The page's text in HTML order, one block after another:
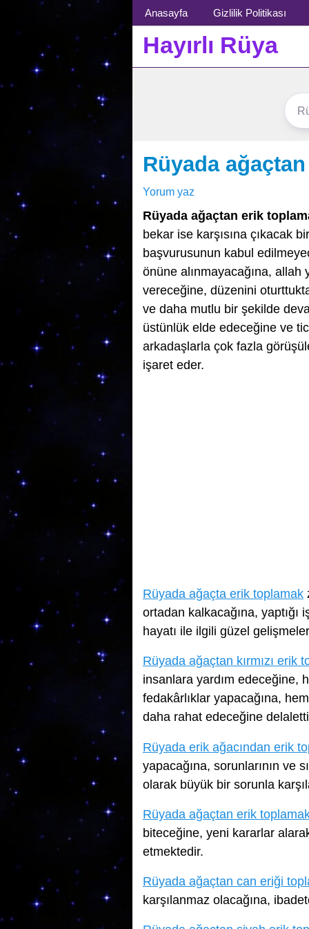
Menü
Anasayfa Gizlilik Politikası
Hayırlı Rüya
Rüyada
Yorum yaz
Rüyada ağaçtan erik
bekar ise karşısına çıkacak
başvurusunun kabul
önüne alınmayacağına, allah
vereceğine, düzenini
ve daha mutlu bir şekilde
üstünlük elde edeceğine ve
arkadaşlarla çok fazla
işaret eder.
Rüyada ağaçta erik toplamak
ortadan kalkacağına,
hayatı ile ilgili güzel
Rüyada ağaçtan kırmızı erik
insanlara yardım edeceğine,
fedakârlıklar yapacağına,
daha rahat edeceğine
Rüyada erik ağacından erik
yapacağına, sorunlarının ve
olarak büyük bir sorunla
Rüyada ağaçtan erik
biteceğine, yeni kararlar
etmektedir.
Rüyada ağaçtan can eriği
karşılanmaz olacağına,